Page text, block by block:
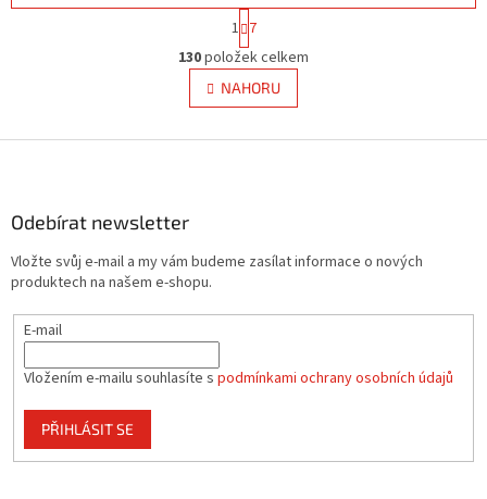
O
v
l
á
v
k
v
i
t
r
á
n
k
v
1 7
130položek celkem
NAHORU
Odebírat newsletter
Vložte svůj e-mail a my vám budeme zasílat informace o nových
produktech na našem e-shopu.
E-mail
Vložením e-mailu souhlasíte s podmínkami ochrany osobních údajů
PŘIHLÁSIT SE